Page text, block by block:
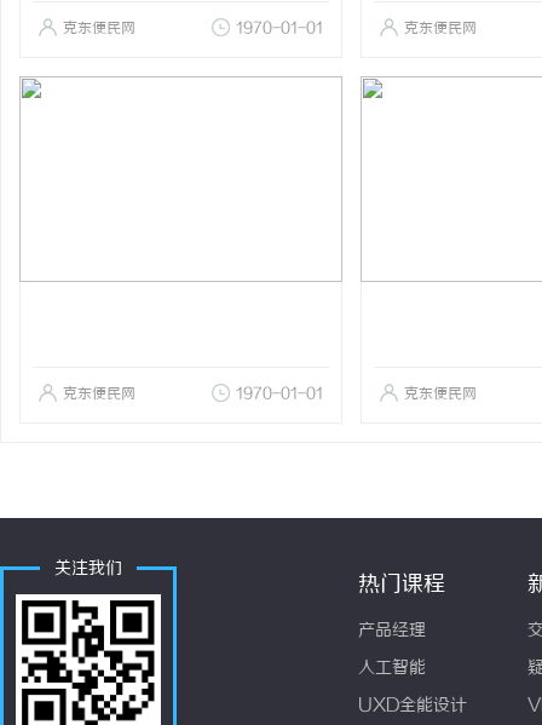
克东便民网 1970-01-01 克东便民网
克东便民网 1970-01-01 克东便民网
关注我们
热门课程
产品经理
人工智能
UXD全能设计